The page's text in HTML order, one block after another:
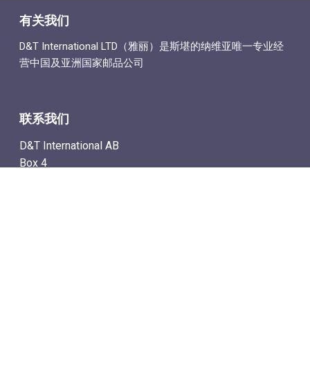
有关我们
D&T International LTD（雅丽）是斯堪的纳维亚唯一专业经
营中国及亚洲国家邮品公司
联系我们
D&T International AB
Box 4